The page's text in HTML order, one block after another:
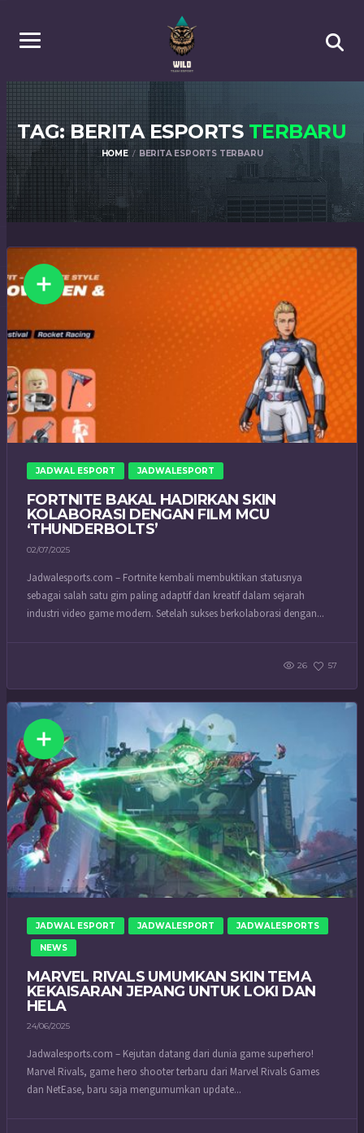
TAG: BERITA ESPORTS TERBARU
HOME BERITA ESPORTS TERBARU
JADWAL ESPORT JADWALESPORT
FORTNITE BAKAL HADIRKAN SKIN
KOLABORASI DENGAN FILM MCU
‘THUNDERBOLTS’
02/07/2025
Jadwalesports.com – Fortnite kembali membuktikan statusnya
sebagai salah satu gim paling adaptif dan kreatif dalam sejarah
industri video game modern. Setelah sukses berkolaborasi dengan...
26 57
JADWAL ESPORT JADWALESPORT JADWALESPORTS
NEWS
MARVEL RIVALS UMUMKAN SKIN TEMA
KEKAISARAN JEPANG UNTUK LOKI DAN
HELA
24/06/2025
Jadwalesports.com – Kejutan datang dari dunia game superhero!
Marvel Rivals, game hero shooter terbaru dari Marvel Rivals Games
dan NetEase, baru saja mengumumkan update...